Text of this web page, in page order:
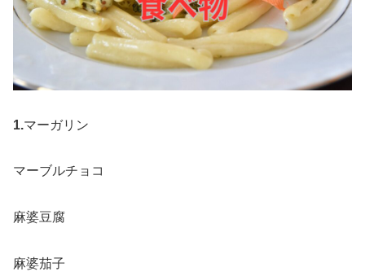
1.マーガリン
マーブルチョコ
麻婆豆腐
麻婆茄子